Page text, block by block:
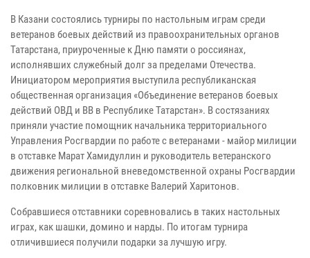
В Казани состоялись турниры по настольным играм среди
ветеранов боевых действий из правоохранительных органов
Татарстана, приуроченные к Дню памяти о россиянах,
исполнявших служебный долг за пределами Отечества.
Инициатором мероприятия выступила республиканская
общественная организация «Объединение ветеранов боевых
действий ОВД и ВВ в Республике Татарстан». В состязаниях
приняли участие помощник начальника территориального
Управления Росгвардии по работе с ветеранами - майор милиции
в отставке Марат Хамидуллин и руководитель ветеранского
движения региональной вневедомственной охраны Росгвардии
полковник милиции в отставке Валерий Харитонов.
Собравшиеся отставники соревновались в таких настольных
играх, как шашки, домино и нарды. По итогам турнира
отличившиеся получили подарки за лучшую игру.